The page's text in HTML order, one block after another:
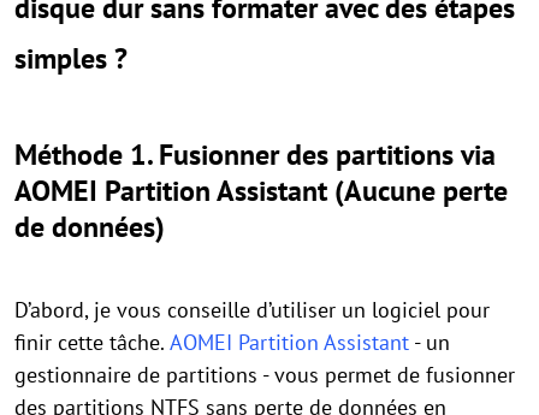
disque dur sans formater avec des étapes
simples ?
Méthode 1. Fusionner des partitions via
AOMEI Partition Assistant (Aucune perte
de données)
D’abord, je vous conseille d’utiliser un logiciel pour
finir cette tâche. AOMEI Partition Assistant - un
gestionnaire de partitions - vous permet de fusionner
des partitions NTFS sans perte de données en